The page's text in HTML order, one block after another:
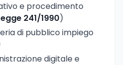
e procedimento
241/1990)
di pubblico impiego
digitale e